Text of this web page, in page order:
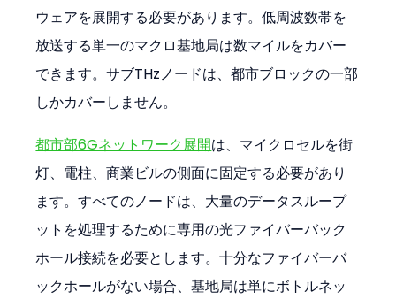
ウェアを展開する必要があります。低周波数帯を
放送する単一のマクロ基地局は数マイルをカバー
できます。サブTHzノードは、都市ブロックの一部
しかカバーしません。
都市部6Gネットワーク展開は、マイクロセルを街
灯、電柱、商業ビルの側面に固定する必要があり
ます。すべてのノードは、大量のデータスループ
ットを処理するために専用の光ファイバーバック
ホール接続を必要とします。十分なファイバーバ
ックホールがない場合、基地局は単にボトルネッ